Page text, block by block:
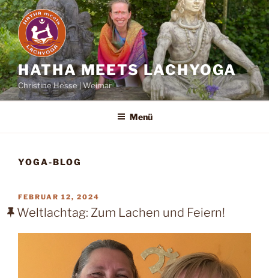
Zum
Inhalt
springen
HATHA MEETS LACHYOGA
Christine Hesse | Weimar
Menü
YOGA-BLOG
VERÖFFENTLICHT
AM
FEBRUAR 12, 2024
Weltlachtag: Zum Lachen und Feiern!